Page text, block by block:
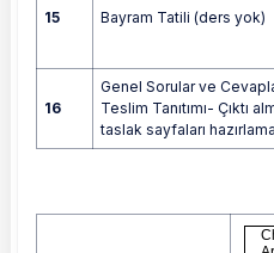
15 Bayram Tatili (ders yok)
16
Genel Sorular ve
Teslim Tanıtımı- Çıktı
taslak sayfaları hazırlama